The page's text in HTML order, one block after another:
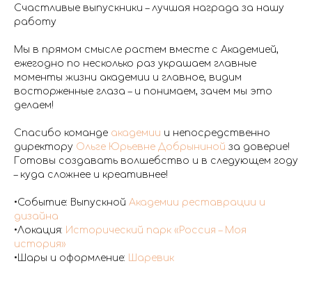
Счастливые выпускники – лучшая награда за нашу
работу
Мы в прямом смысле растем вместе с Академией,
ежегодно по несколько раз украшаем главные
моменты жизни академии и главное, видим
восторженные глаза – и понимаем, зачем мы это
делаем!
Спасибо команде академии и непосредственно
директору Ольге Юрьевне Добрыниной за доверие!
Готовы создавать волшебство и в следующем году
– куда сложнее и креативнее!
•Событие: Выпускной Академии реставрации и
дизайна
•Локация: Исторический парк «Россия – Моя
история»
•Шары и оформление: Шаревик